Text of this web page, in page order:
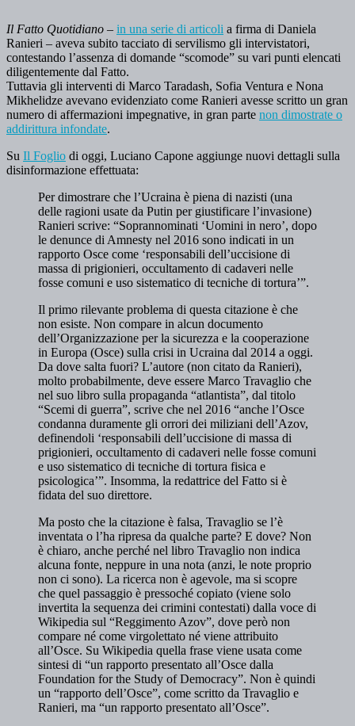
Il Fatto Quotidiano – in una serie di articoli a firma di Daniela
Ranieri – aveva subito tacciato di servilismo gli intervistatori,
contestando l’assenza di domande “scomode” su vari punti elencati
diligentemente dal Fatto.
Tuttavia gli interventi di Marco Taradash, Sofia Ventura e Nona
Mikhelidze avevano evidenziato come Ranieri avesse scritto un gran
numero di affermazioni impegnative, in gran parte non dimostrate o
addirittura infondate.
Su Il Foglio di oggi, Luciano Capone aggiunge nuovi dettagli sulla
disinformazione effettuata:
Per dimostrare che l’Ucraina è piena di nazisti (una
delle ragioni usate da Putin per giustificare l’invasione)
Ranieri scrive: “Soprannominati ‘Uomini in nero’, dopo
le denunce di Amnesty nel 2016 sono indicati in un
rapporto Osce come ‘responsabili dell’uccisione di
massa di prigionieri, occultamento di cadaveri nelle
fosse comuni e uso sistematico di tecniche di tortura’”.
Il primo rilevante problema di questa citazione è che
non esiste. Non compare in alcun documento
dell’Organizzazione per la sicurezza e la cooperazione
in Europa (Osce) sulla crisi in Ucraina dal 2014 a oggi.
Da dove salta fuori? L’autore (non citato da Ranieri),
molto probabilmente, deve essere Marco Travaglio che
nel suo libro sulla propaganda “atlantista”, dal titolo
“Scemi di guerra”, scrive che nel 2016 “anche l’Osce
condanna duramente gli orrori dei miliziani dell’Azov,
definendoli ‘responsabili dell’uccisione di massa di
prigionieri, occultamento di cadaveri nelle fosse comuni
e uso sistematico di tecniche di tortura fisica e
psicologica’”. Insomma, la redattrice del Fatto si è
fidata del suo direttore.
Ma posto che la citazione è falsa, Travaglio se l’è
inventata o l’ha ripresa da qualche parte? E dove? Non
è chiaro, anche perché nel libro Travaglio non indica
alcuna fonte, neppure in una nota (anzi, le note proprio
non ci sono). La ricerca non è agevole, ma si scopre
che quel passaggio è pressoché copiato (viene solo
invertita la sequenza dei crimini contestati) dalla voce di
Wikipedia sul “Reggimento Azov”, dove però non
compare né come virgolettato né viene attribuito
all’Osce. Su Wikipedia quella frase viene usata come
sintesi di “un rapporto presentato all’Osce dalla
Foundation for the Study of Democracy”. Non è quindi
un “rapporto dell’Osce”, come scritto da Travaglio e
Ranieri, ma “un rapporto presentato all’Osce”.